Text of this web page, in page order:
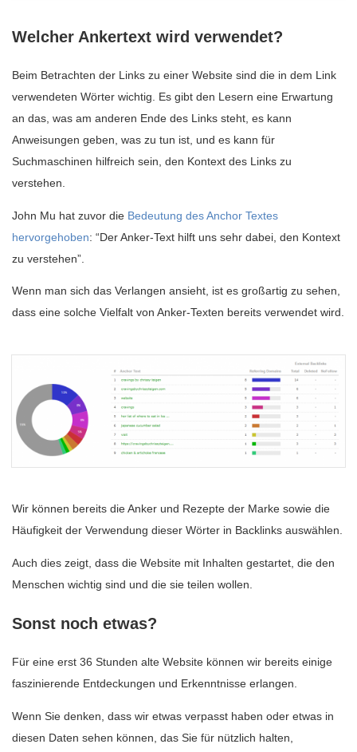
Welcher Ankertext wird verwendet?
Beim Betrachten der Links zu einer Website sind die in dem Link
verwendeten Wörter wichtig. Es gibt den Lesern eine Erwartung
an das, was am anderen Ende des Links steht, es kann
Anweisungen geben, was zu tun ist, und es kann für
Suchmaschinen hilfreich sein, den Kontext des Links zu
verstehen.
John Mu hat zuvor die Bedeutung des Anchor Textes
hervorgehoben: “Der Anker-Text hilft uns sehr dabei, den Kontext
zu verstehen”.
Wenn man sich das Verlangen ansieht, ist es großartig zu sehen,
dass eine solche Vielfalt von Anker-Texten bereits verwendet wird.
Wir können bereits die Anker und Rezepte der Marke sowie die
Häufigkeit der Verwendung dieser Wörter in Backlinks auswählen.
Auch dies zeigt, dass die Website mit Inhalten gestartet, die den
Menschen wichtig sind und die sie teilen wollen.
Sonst noch etwas?
Für eine erst 36 Stunden alte Website können wir bereits einige
faszinierende Entdeckungen und Erkenntnisse erlangen.
Wenn Sie denken, dass wir etwas verpasst haben oder etwas in
diesen Daten sehen können, das Sie für nützlich halten,